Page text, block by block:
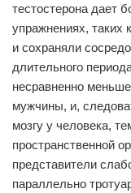
тестостерона дает
упражнениях, таких
и сохраняли
длительного
несравненно
мужчины, и,
мозгу у человека,
пространственной
представители
параллельно